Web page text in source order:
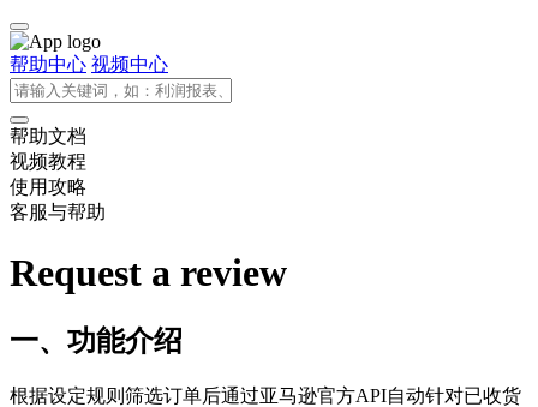
帮助中心 视频中心
帮助文档
视频教程
使用攻略
客服与帮助
Request a review
一、功能介绍
根据设定规则筛选订单后通过亚马逊官方API自动针对已收货